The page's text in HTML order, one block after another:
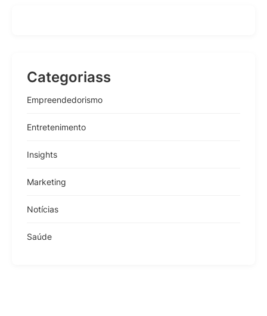
Categoriass
Empreendedorismo
Entretenimento
Insights
Marketing
Notícias
Saúde